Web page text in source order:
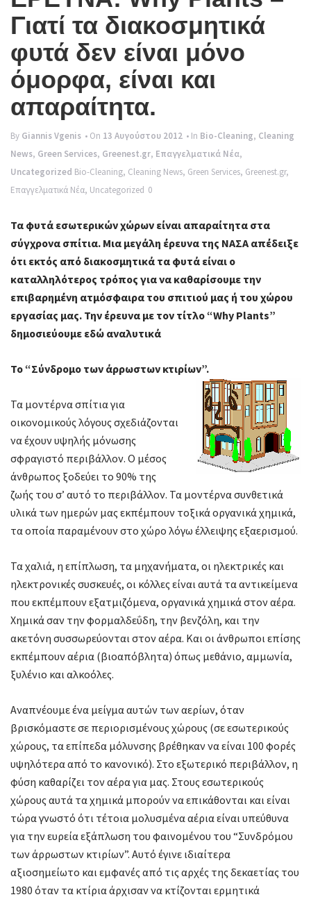
Γιατί τα διακοσμητικά
φυτά δεν είναι μόνο
όμορφα, είναι και
απαραίτητα.
By Giannis Vgenis • On 13 Αυγούστου 2012 • In Bio-Cleaning, Cleaning
News, Green Services, Greenest.gr, Επαγγελματικά Νέα,
Uncategorized Bio-Cleaning, Cleaning News, Green Services, Greenest.gr,
Επαγγελματικά Νέα, Uncategorized 0
Τα φυτά εσωτερικών χώρων είναι απαραίτητα στα
σύγχρονα σπίτια. Μια μεγάλη έρευνα της ΝΑΣΑ απέδειξε
ότι εκτός από διακοσμητικά τα φυτά είναι ο
καταλληλότερος τρόπος για να καθαρίσουμε την
επιβαρημένη ατμόσφαιρα του σπιτιού μας ή του χώρου
εργασίας μας. Την έρευνα με τον τίτλο “Why Plants”
δημοσιεύουμε εδώ αναλυτικά
Το “Σύνδρομο των άρρωστων κτιρίων”.
Τα μοντέρνα σπίτια για
οικονομικούς λόγους σχεδιάζονται
να έχουν υψηλής μόνωσης
σφραγιστό περιβάλλον. Ο μέσος
άνθρωπος ξοδεύει το 90% της
ζωής του σ’ αυτό το περιβάλλον. Τα μοντέρνα συνθετικά
υλικά των ημερών μας εκπέμπουν τοξικά οργανικά χημικά,
τα οποία παραμένουν στο χώρο λόγω έλλειψης εξαερισμού.
Τα χαλιά, η επίπλωση, τα μηχανήματα, οι ηλεκτρικές και
ηλεκτρονικές συσκευές, οι κόλλες είναι αυτά τα αντικείμενα
που εκπέμπουν εξατμιζόμενα, οργανικά χημικά στον αέρα.
Χημικά σαν την φορμαλδεΰδη, την βενζόλη, και την
ακετόνη συσσωρεύονται στον αέρα. Και οι άνθρωποι επίσης
εκπέμπουν αέρια (βιοαπόβλητα) όπως μεθάνιο, αμμωνία,
ξυλένιο και αλκοόλες.
Αναπνέουμε ένα μείγμα αυτών των αερίων, όταν
βρισκόμαστε σε περιορισμένους χώρους (σε εσωτερικούς
χώρους, τα επίπεδα μόλυνσης βρέθηκαν να είναι 100 φορές
υψηλότερα από το κανονικό). Στο εξωτερικό περιβάλλον, η
φύση καθαρίζει τον αέρα για μας. Στους εσωτερικούς
χώρους αυτά τα χημικά μπορούν να επικάθονται και είναι
τώρα γνωστό ότι τέτοια μολυσμένα αέρια είναι υπεύθυνα
για την ευρεία εξάπλωση του φαινομένου του “Συνδρόμου
των άρρωστων κτιρίων”. Αυτό έγινε ιδιαίτερα
αξιοσημείωτο και εμφανές από τις αρχές της δεκαετίας του
1980 όταν τα κτίρια άρχισαν να κτίζονται ερμητικά